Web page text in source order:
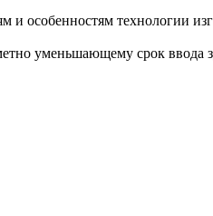
и особенностям технологии
уменьшающему срок ввода